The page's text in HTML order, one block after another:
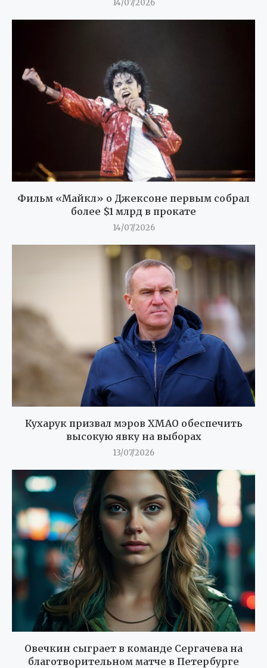
14/07/2026
Фильм «Майкл» о Джексоне первым собрал
более $1 млрд в прокате
14/07/2026
Кухарук призвал мэров ХМАО обеспечить
высокую явку на выборах
13/07/2026
Овечкин сыграет в команде Сергачева на
благотворительном матче в Петербурге